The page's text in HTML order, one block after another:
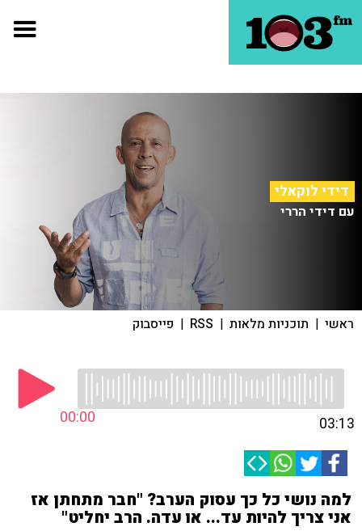
דידי לוקאלי
עם דידי הררי
ראשי | תוכניות מלאות |
RSS
| פייסבוק
00:00 03:13
למה נושי כל כך עסוק הערב? "חבר מתחתן אז
אני צריך להיות עד... או עדה. הרב יחליט"